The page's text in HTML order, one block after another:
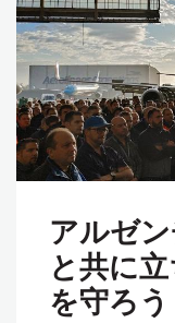
アルゼ
と共に
を守ろう